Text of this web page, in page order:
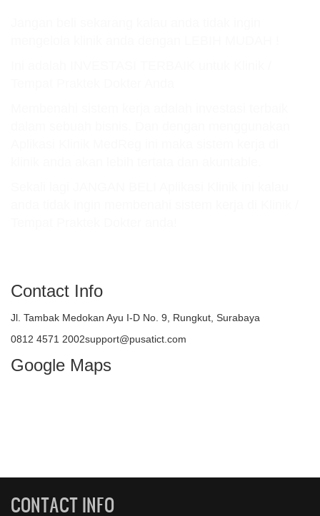
Contact Info
Jl. Tambak Medokan Ayu I-D No. 9, Rungkut, Surabaya
0812 4571 2002support@pusatict.com
Google Maps
CONTACT INFO